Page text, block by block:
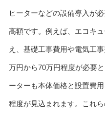
ヒーターなどの設備導入が
高額です。例えば、エコキ
え、基礎工事費用や電気工
万円から70万円程度が必要
ーターも本体価格と設置費
程度が見込まれます。これ